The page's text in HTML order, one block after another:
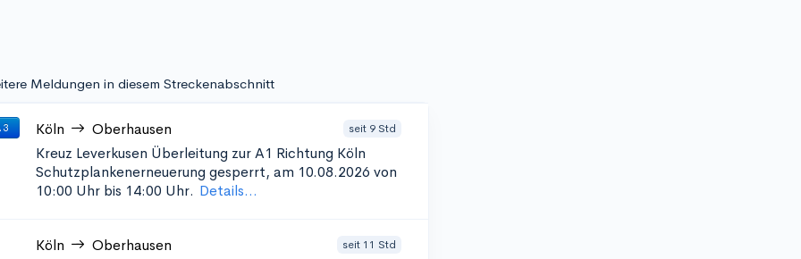
Meldungen in diesem Streckenabschnitt
3 Köln Oberhausen seit 9 Std
Kreuz Leverkusen Überleitung zur A1 Richtung Köln
Schutzplankenerneuerung gesperrt, am 10.08.2026 von
10:00 Uhr bis 14:00 Uhr. Details...
Köln Oberhausen seit 11 Std